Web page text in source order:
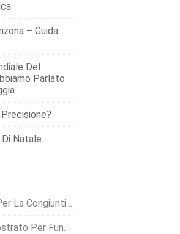
– Guida
Del
Parlato
Natale
Congiuntivite
Per I Coltivatori Domestici